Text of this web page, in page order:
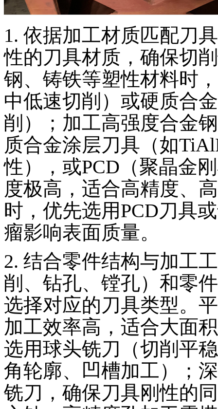
1. 依据加工材质匹配刀
性的刀具材质，确保切
钢、铸铁等塑性材料时
中低速切削）或硬质合
削）；加工高强度合金
质合金涂层刀具（如
性），或PCD（聚晶金
度极高，适合高精度、
时，优先选用PCD刀具
瘤影响表面质量。
2. 结合零件结构与加工
削、钻孔、镗孔）和零
选择对应的刀具类型。
加工效率高，适合大面
选用球头铣刀（切削平
角轮廓、凹槽加工）；
铣刀，确保刀具刚性的